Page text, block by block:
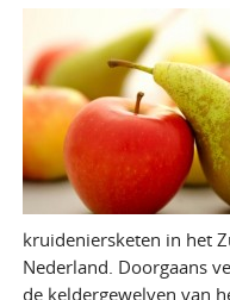
kruideniersketen in het
Nederland. Doorgaans
de keldergewelven van